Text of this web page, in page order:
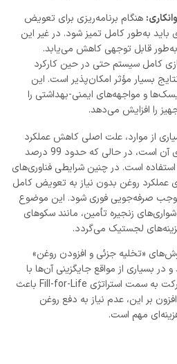
هنگام برنامه‌ریزی برای تعویض
باید به‌طور کامل تمیز شود. در غیر این
قابل توجهی کاهش می‌یابد.
کامل سیستم حتی در حین کارکرد
بسیار مؤثر امکان‌پذیر است. این
و مواجهه‌های ایمنی-بهداشتی را
را افزایش می‌دهد.
از موارد، علت اصلی کاهش عملکرد
روغن، کاهش افزودنی‌های آن است، در حالی که حدود 99 درصد
است. در چنین شرایطی فناوری‌های
عملکرد روغن بدون نیاز به تعویض کامل
صرفه‌جویی فوری شود. این موضوع
زنجیره تأمین، مانند سکوهای
لجستیک می‌گردد.
«تخلیه جزئی و افزودن روغن»
و در بسیاری از مواقع جایگزینی آن‌ها با
روش‌های افزایش عمر روغن و حرکت به سمت استراتژی Fill-for-Life باعث
بر این، عدم نیاز به دفع روغن
مهم است.